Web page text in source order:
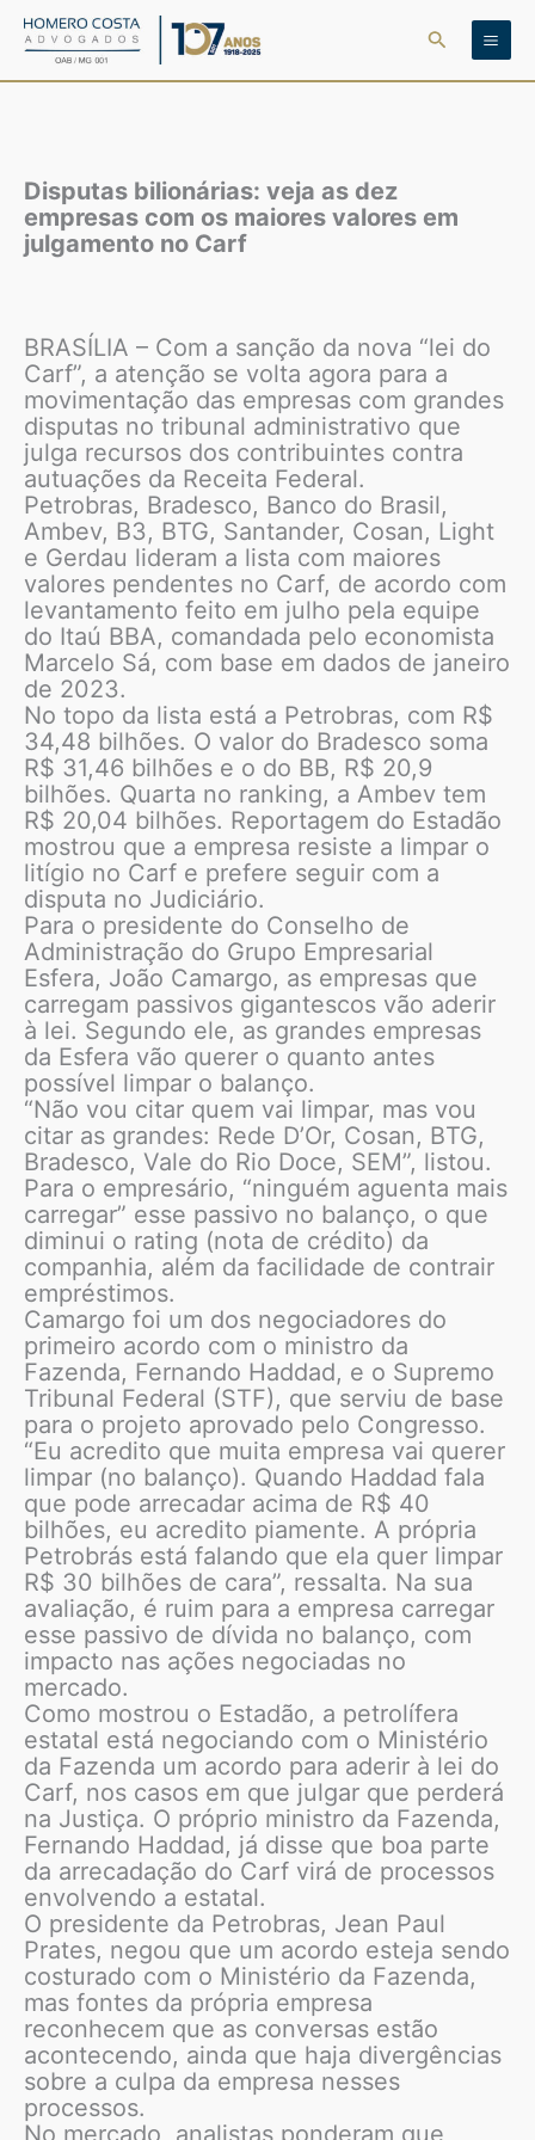
para
Pesquisar
Disputas bilionárias: veja as dez
empresas com os maiores valores em
julgamento no Carf
BRASÍLIA – Com a sanção da nova “lei do
Carf”, a atenção se volta agora para a
movimentação das empresas com grandes
disputas no tribunal administrativo que
julga recursos dos contribuintes contra
autuações da Receita Federal.
Petrobras, Bradesco, Banco do Brasil,
Ambev, B3, BTG, Santander, Cosan, Light
e Gerdau lideram a lista com maiores
valores pendentes no Carf, de acordo com
levantamento feito em julho pela equipe
do Itaú BBA, comandada pelo economista
Marcelo Sá, com base em dados de janeiro
de 2023.
No topo da lista está a Petrobras, com R$
34,48 bilhões. O valor do Bradesco soma
R$ 31,46 bilhões e o do BB, R$ 20,9
bilhões. Quarta no ranking, a Ambev tem
R$ 20,04 bilhões. Reportagem do Estadão
mostrou que a empresa resiste a limpar o
litígio no Carf e prefere seguir com a
disputa no Judiciário.
Para o presidente do Conselho de
Administração do Grupo Empresarial
Esfera, João Camargo, as empresas que
carregam passivos gigantescos vão aderir
à lei. Segundo ele, as grandes empresas
da Esfera vão querer o quanto antes
possível limpar o balanço.
“Não vou citar quem vai limpar, mas vou
citar as grandes: Rede D’Or, Cosan, BTG,
Bradesco, Vale do Rio Doce, SEM”, listou.
Para o empresário, “ninguém aguenta mais
carregar” esse passivo no balanço, o que
diminui o rating (nota de crédito) da
companhia, além da facilidade de contrair
empréstimos.
Camargo foi um dos negociadores do
primeiro acordo com o ministro da
Fazenda, Fernando Haddad, e o Supremo
Tribunal Federal (STF), que serviu de base
para o projeto aprovado pelo Congresso.
“Eu acredito que muita empresa vai querer
limpar (no balanço). Quando Haddad fala
que pode arrecadar acima de R$ 40
bilhões, eu acredito piamente. A própria
Petrobrás está falando que ela quer limpar
R$ 30 bilhões de cara”, ressalta. Na sua
avaliação, é ruim para a empresa carregar
esse passivo de dívida no balanço, com
impacto nas ações negociadas no
mercado.
Como mostrou o Estadão, a petrolífera
estatal está negociando com o Ministério
da Fazenda um acordo para aderir à lei do
Carf, nos casos em que julgar que perderá
na Justiça. O próprio ministro da Fazenda,
Fernando Haddad, já disse que boa parte
da arrecadação do Carf virá de processos
envolvendo a estatal.
O presidente da Petrobras, Jean Paul
Prates, negou que um acordo esteja sendo
costurado com o Ministério da Fazenda,
mas fontes da própria empresa
reconhecem que as conversas estão
acontecendo, ainda que haja divergências
sobre a culpa da empresa nesses
processos.